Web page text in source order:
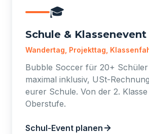
🎓
Schule & Klassenevent
Wandertag, Projekttag,
Bubble Soccer für 20+ Schüler
maximal inklusiv, USt-
eurer Schule. Von der 2.
Oberstufe.
Schul-Event planen